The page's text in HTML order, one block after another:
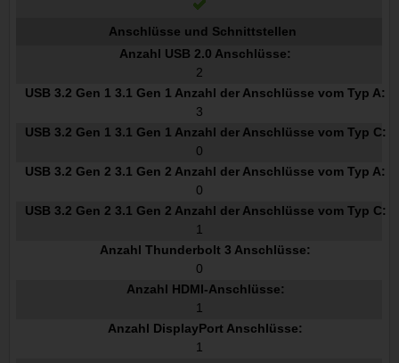
Anschlüsse und Schnittstellen
Anzahl USB 2.0 Anschlüsse:
2
USB 3.2 Gen 1 3.1 Gen 1 Anzahl der Anschlüsse vom Typ A:
3
USB 3.2 Gen 1 3.1 Gen 1 Anzahl der Anschlüsse vom Typ C:
0
USB 3.2 Gen 2 3.1 Gen 2 Anzahl der Anschlüsse vom Typ A:
0
USB 3.2 Gen 2 3.1 Gen 2 Anzahl der Anschlüsse vom Typ C:
1
Anzahl Thunderbolt 3 Anschlüsse:
0
Anzahl HDMI-Anschlüsse:
1
Anzahl DisplayPort Anschlüsse:
1